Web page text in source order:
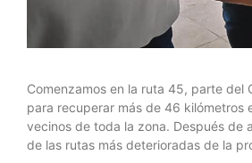
Comenzamos en la ruta 45, parte del
para recuperar más de 46 kilómetros
vecinos de toda la zona. Después de
de las rutas más deterioradas de la